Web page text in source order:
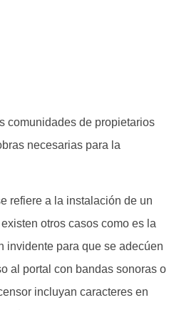
comunidades de propietarios
necesarias para la
refiere a la instalación de un
otros casos como es la
invidente para que se adecúen
al portal con bandas sonoras o
incluyan caracteres en